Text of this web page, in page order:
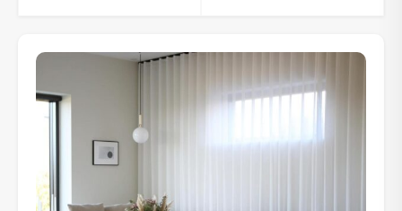
har
varianter.
Mulighederne
vælges
varesiden